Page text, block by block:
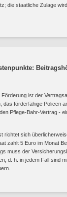
die staatliche Zulage
ist der
das förderfähige Policen
Pflege-Bahr-Vertrag -
richtet sich
zahlt 5 Euro im Monat
muss der
d. h. in jedem Fall sind